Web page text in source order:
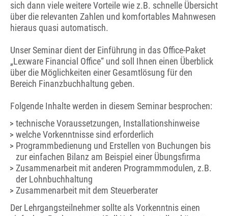
sich dann viele weitere Vorteile wie z.B. schnelle Übersicht
über die relevanten Zahlen und komfortables Mahnwesen
hieraus quasi automatisch.
Unser Seminar dient der Einführung in das Office-Paket
„Lexware Financial Office“ und soll Ihnen einen Überblick
über die Möglichkeiten einer Gesamtlösung für den
Bereich Finanzbuchhaltung geben.
Folgende Inhalte werden in diesem Seminar besprochen:
technische Voraussetzungen, Installationshinweise
welche Vorkenntnisse sind erforderlich
Programmbedienung und Erstellen von Buchungen bis
zur einfachen Bilanz am Beispiel einer Übungsfirma
Zusammenarbeit mit anderen Programmmodulen, z.B.
der Lohnbuchhaltung
Zusammenarbeit mit dem Steuerberater
Der Lehrgangsteilnehmer sollte als Vorkenntnis einen